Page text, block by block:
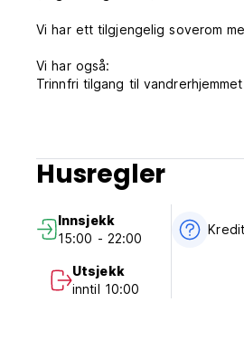
Vi har ett tilgjengelig soverom
Vi har også:
Trinnfri tilgang til vandrerhjemmet
Husregler
Innsjekk
15:00 - 22:00
Utsjekk
inntil 10:00